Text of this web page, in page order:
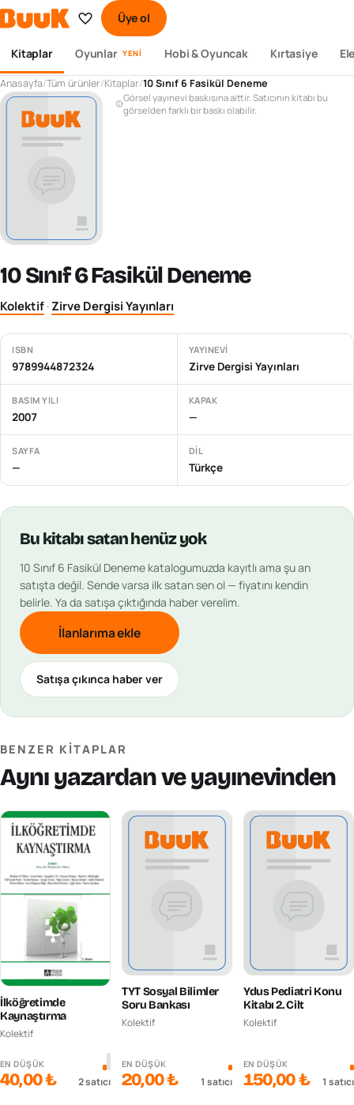
Üye ol
Kitaplar Oyunlar YENI Hobi & Oyuncak Kırtasiye
Anasayfa/Tüm ürünler/Kitaplar/10 Sınıf 6 Fasikül Deneme
Görsel yayınevi baskısına aittir. Satıcının kitabı bu
görselden farklı bir baskı olabilir.
10 Sınıf 6 Fasikül Deneme
Kolektif·Zirve Dergisi Yayınları
ISBN
9789944872324
YAYINEVI
Zirve Dergisi Yayınları
BASIM YILI
2007
KAPAK
—
SAYFA
—
DIL
Türkçe
Bu kitabısatan henüz yok
10 Sınıf 6 Fasikül Deneme katalogumuzda kayıtlı ama şu an
satışta değil. Sende varsa ilk satan sen ol — fiyatını kendin
belirle. Ya da satışa çıktığında haber verelim.
İlanlarıma ekle
Satışa çıkınca haber ver
BENZER KITAPLAR
Aynı yazardan ve yayınevinden
İlköğretimde
Kaynaştırma
Kolektif
EN DÜŞÜK
40,00 ₺ 2satıcı
TYT Sosyal Bilimler
Soru Bankası
Kolektif
EN DÜŞÜK
20,00 ₺ 1 satıcı
Ydus Pediatri Konu
Kitabı 2. Cilt
Kolektif
EN DÜŞÜK
150,00 ₺ 1 satıcı